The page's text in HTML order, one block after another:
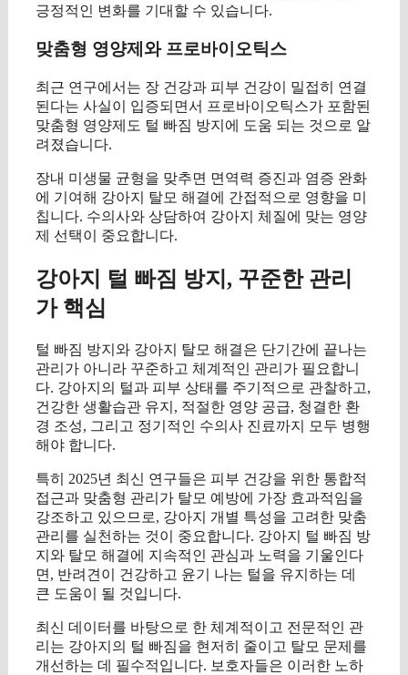
긍정적인 변화를 기대할 수 있습니다.
맞춤형 영양제와 프로바이오틱스
최근 연구에서는 장 건강과 피부 건강이 밀접히 연결
된다는 사실이 입증되면서 프로바이오틱스가 포함된
맞춤형 영양제도 털 빠짐 방지에 도움 되는 것으로 알
려졌습니다.
장내 미생물 균형을 맞추면 면역력 증진과 염증 완화
에 기여해 강아지 탈모 해결에 간접적으로 영향을 미
칩니다. 수의사와 상담하여 강아지 체질에 맞는 영양
제 선택이 중요합니다.
강아지 털 빠짐 방지, 꾸준한 관리
가 핵심
털 빠짐 방지와 강아지 탈모 해결은 단기간에 끝나는
관리가 아니라 꾸준하고 체계적인 관리가 필요합니
다. 강아지의 털과 피부 상태를 주기적으로 관찰하고,
건강한 생활습관 유지, 적절한 영양 공급, 청결한 환
경 조성, 그리고 정기적인 수의사 진료까지 모두 병행
해야 합니다.
특히 2025년 최신 연구들은 피부 건강을 위한 통합적
접근과 맞춤형 관리가 탈모 예방에 가장 효과적임을
강조하고 있으므로, 강아지 개별 특성을 고려한 맞춤
관리를 실천하는 것이 중요합니다. 강아지 털 빠짐 방
지와 탈모 해결에 지속적인 관심과 노력을 기울인다
면, 반려견이 건강하고 윤기 나는 털을 유지하는 데
큰 도움이 될 것입니다.
최신 데이터를 바탕으로 한 체계적이고 전문적인 관
리는 강아지의 털 빠짐을 현저히 줄이고 탈모 문제를
개선하는 데 필수적입니다. 보호자들은 이러한 노하